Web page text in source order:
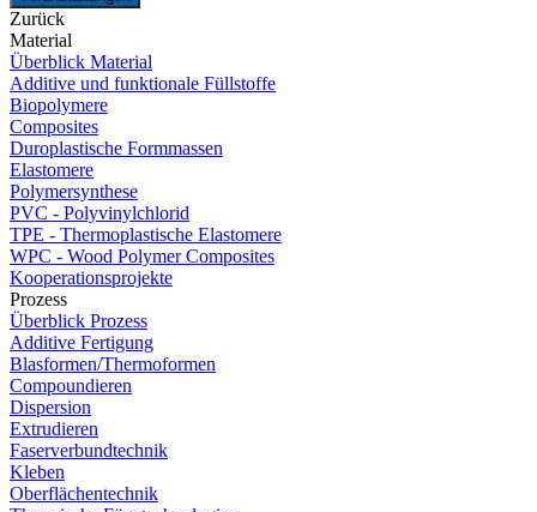
Zurück
Material
Überblick Material
Additive und funktionale Füllstoffe
Biopolymere
Composites
Duroplastische Formmassen
Elastomere
Polymersynthese
PVC - Polyvinylchlorid
TPE - Thermoplastische Elastomere
WPC - Wood Polymer Composites
Kooperationsprojekte
Prozess
Überblick Prozess
Additive Fertigung
Blasformen/Thermoformen
Compoundieren
Dispersion
Extrudieren
Faserverbundtechnik
Kleben
Oberflächentechnik